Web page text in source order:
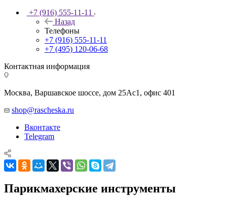
+7 (916) 555-11-11
Назад
Телефоны
+7 (916) 555-11-11
+7 (495) 120-06-68
Контактная информация
Москва, Варшавское шоссе, дом 25Аc1, офис 401
shop@rascheska.ru
Вконтакте
Telegram
Парикмахерские инструменты